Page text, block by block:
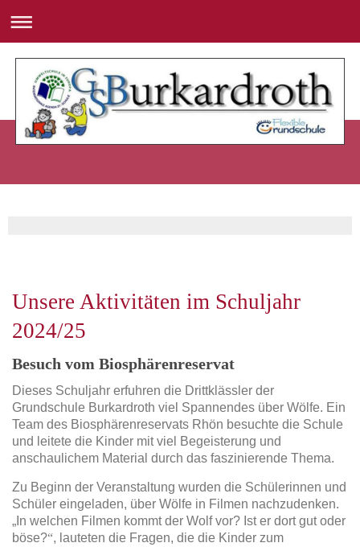
Unsere Aktivitäten im Schuljahr
2024/25
Besuch vom Biosphärenreservat
Dieses Schuljahr erfuhren die Drittklässler der
Grundschule Burkardroth viel Spannendes über Wölfe. Ein
Team des Biosphärenreservats Rhön besuchte die Schule
und leitete die Kinder mit viel Begeisterung und
anschaulichem Material durch das faszinierende Thema.
Zu Beginn der Veranstaltung wurden die Schülerinnen und
Schüler eingeladen, über Wölfe in Filmen nachzudenken.
„In welchen Filmen kommt der Wolf vor? Ist er dort gut oder
böse?“, lauteten die Fragen, die die Kinder zum